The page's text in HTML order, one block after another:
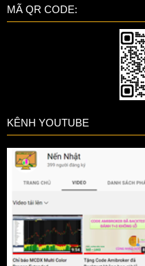
MÃ QR CODE:
KÊNH YOUTUBE